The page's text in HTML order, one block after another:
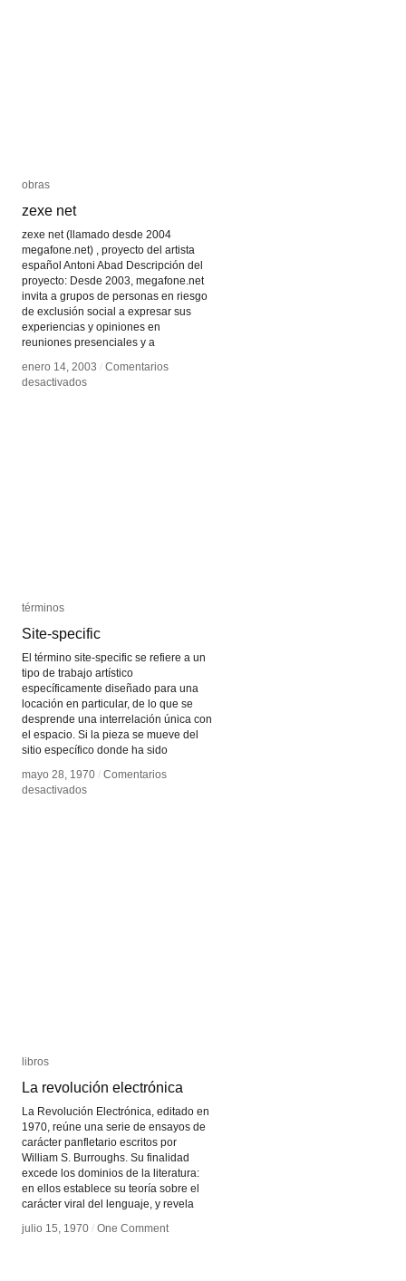
obras
zexe net
zexe net (llamado desde 2004
megafone.net) , proyecto del artista
español Antoni Abad Descripción del
proyecto: Desde 2003, megafone.net
invita a grupos de personas en riesgo
de exclusión social a expresar sus
experiencias y opiniones en
reuniones presenciales y a
enero 14, 2003 / Comentarios
desactivadosen
obras
zexe net
enero 14, 2003 / Comentarios
desactivadosen
términos
Site-specific
El término site-specific se refiere a un
tipo de trabajo artístico
específicamente diseñado para una
locación en particular, de lo que se
desprende una interrelación única con
el espacio. Si la pieza se mueve del
sitio específico donde ha sido
mayo 28, 1970 / Comentarios
desactivadosen
términos
Site-specific
mayo 28, 1970 / Comentarios
desactivadosen
libros
La revolución electrónica
La Revolución Electrónica, editado en
1970, reúne una serie de ensayos de
carácter panfletario escritos por
William S. Burroughs. Su finalidad
excede los dominios de la literatura:
en ellos establece su teoría sobre el
carácter viral del lenguaje, y revela
julio 15, 1970 / One Comment
libros
La revolución electrónica
julio 15, 1970 / One Comment